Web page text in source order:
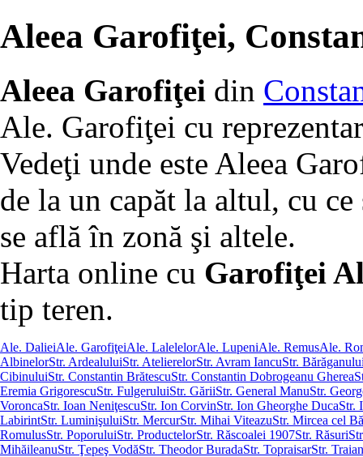
Aleea Garofiţei,
Aleea Garofiţei din
Ale. Garofiţei cu
Vedeţi unde este Aleea
de la un capăt la altul, cu
se află în zonă şi altele.
Harta online cu Garofiţei
tip teren.
Ale. DalieiAle. GarofiţeiAle. LalelelorAle. LupeniAle. RemusAle.
AlbinelorStr. ArdealuluiStr. AtelierelorStr. Avram IancuStr.
CibinuluiStr. Constantin BrătescuStr. Constantin Dobrogeanu Gherea
Eremia GrigorescuStr. FulgeruluiStr. GăriiStr. General ManuStr.
VoroncaStr. Ioan NeniţescuStr. Ion CorvinStr. Ion Gheorghe DucaStr.
LabirintStr. LuminişuluiStr. MercurStr. Mihai ViteazuStr. Mircea cel
RomulusStr. PoporuluiStr. ProductelorStr. Răscoalei 1907Str. Răsuri
MihăileanuStr. Ţepeş VodăStr. Theodor BuradaStr. TopraisarStr. Traian